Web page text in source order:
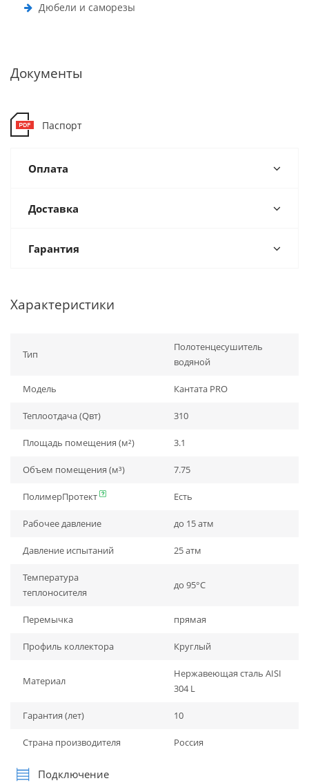
Дюбели и саморезы
Документы
Паспорт
Оплата
Доставка
Гарантия
Характеристики
Тип
Полотенцесушитель
водяной
Модель Кантата PRO
Теплоотдача (Qвт) 310
Площадь помещения (м²) 3.1
Объем помещения (м³) 7.75
ПолимерПротект Есть
Рабочее давление до 15 атм
Давление испытаний 25 атм
Температура
теплоносителя
до 95°С
Перемычка прямая
Профиль коллектора Круглый
Материал
Нержавеющая сталь AISI
304 L
Гарантия (лет) 10
Страна производителя Россия
Подключение